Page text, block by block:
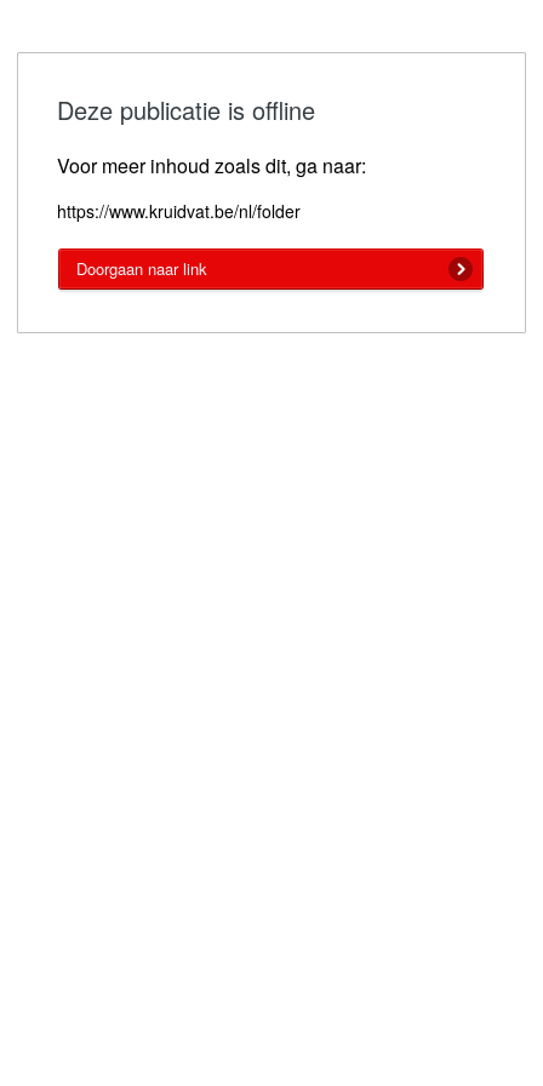
Deze publicatie is offline
Voor meer inhoud zoals dit, ga naar:
https://www.kruidvat.be/nl/folder
Doorgaan naar link